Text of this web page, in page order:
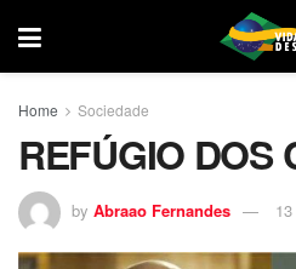
Home Sociedade
REFÚGIO DOS
by Abraao Fernandes